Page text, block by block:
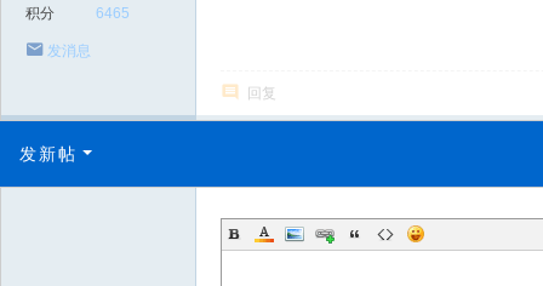
积分 6465
发消息
回复
发新帖